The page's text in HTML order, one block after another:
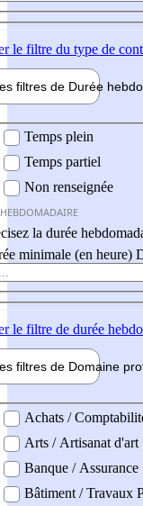
le filtre du type de
filtres de Durée hebdo
Temps plein
Temps partiel
Non renseignée
la durée
minimale (en heure)
le filtre de durée
filtres de Domaine pro
professionel
Achats /
Arts / Artisanat d'art
Banque / Assurance
Bâtiment / Travaux